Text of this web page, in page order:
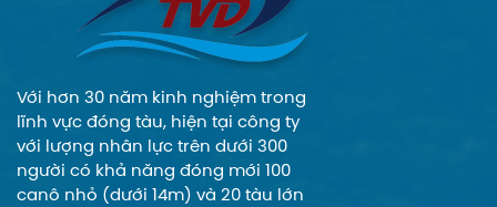
và tinh tế cho quý
khách trong mọi
sản phẩm.
Với hơn 30 năm kinh nghiệm trong
lĩnh vực đóng tàu, hiện tại công ty
với lượng nhân lực trên dưới 300
người có khả năng đóng mới 100
canô nhỏ (dưới 14m) và 20 tàu lớn